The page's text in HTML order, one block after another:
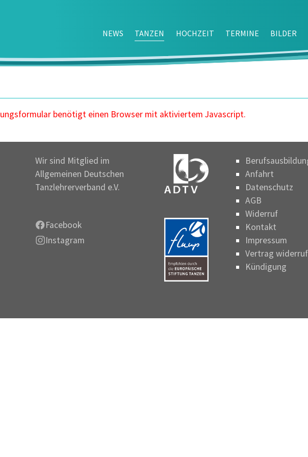
NEWS TANZEN HOCHZEIT TERMINE BILDER
benötigt einen Browser mit aktiviertem Javascript.
Wir sind Mitglied im
Allgemeinen Deutschen
Tanzlehrerverband e.V.
Facebook
Instagram
Anfahrt
Datenschutz
AGB
Widerruf
Kontakt
Impressum
Vertrag
Kündigung